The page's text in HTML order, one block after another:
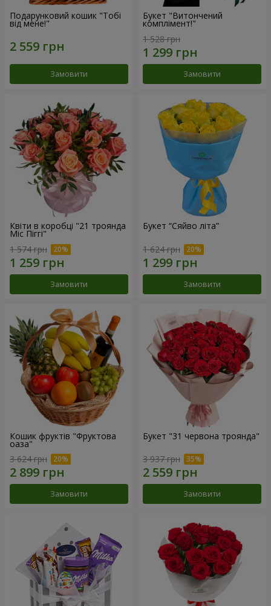
Подарунковий кошик "Тобі
від мене!"
Замовити
Букет "Витончений
комплімент!"
1 528 грн
Замовити
Квіти в коробці "21 троянда
Міс Піггі"
1 574 грн
Замовити
Букет “Сяйво літа”
1 624 грн
Замовити
Кошик фруктів "Фруктова
оаза"
3 624 грн
Замовити
Букет "31 червона троянда"
3 937 грн
Замовити